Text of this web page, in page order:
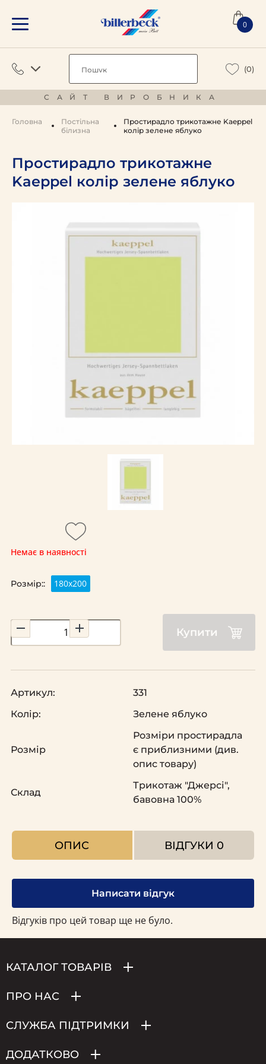
0
(0)
САЙТ ВИРОБНИКА
Головна
Постільна
білизна
Простирадло трикотажне Kaeppel
колір зелене яблуко
Простирадло трикотажне
Kaeppel колір зелене яблуко
Немає в наявності
Розмір:: 180х200
Купити
Артикул:
331
Колір:
Зелене яблуко
Розмір
Розміри простирадла
є приблизними (див.
опис товару)
Склад
Трикотаж "Джерсі",
бавовна 100%
ОПИС ВІДГУКИ 0
Написати відгук
Відгуків про цей товар ще не було.
КАТАЛОГ ТОВАРІВ
ПРО НАС
СЛУЖБА ПІДТРИМКИ
ДОДАТКОВО